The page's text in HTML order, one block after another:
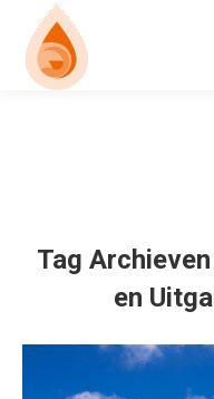
Tag Archieven
en